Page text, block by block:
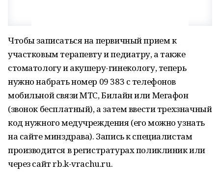
Чтобы записаться на первичный прием к
участковым терапевту и педиатру, а также
стоматологу и акушеру-гинекологу, теперь
нужно набрать номер 09 383 с телефонов
мобильной связи МТС, Билайн или Мегафон
(звонок бесплатный), а затем ввести трехзначный
код нужного медучреждения (его можно узнать
на сайте минздрава). Запись к специалистам
производится в регистратурах поликлиник или
через сайт rb.k-vrachu.ru.